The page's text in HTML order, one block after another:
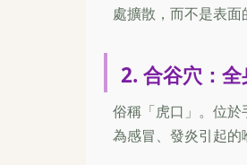
處擴散，而不是表面
2. 合谷穴：
俗稱「虎口」。位
為感冒、發炎引起的